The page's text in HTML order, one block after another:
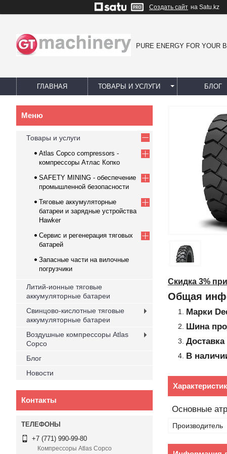
Создать сайт на Satu.kz
PURE ENERGY FOR YOUR
ГЛАВНАЯ ТОВАРЫ И УСЛУГИ БЛОГ
Скидка 3%
Общая
Марки
Шина
В
Основные
Производитель
Товары и услуги
Atlas Copco compressors -
компрессоры Атлас Копко
SAFETY MINING - обеспечение
промышленной безопасности
Тяговые аккумуляторные
батареи и зарядные устройства
Hawker
Cервис и регенерация тяговых
батарей
Запасные части на вилочные
погрузчики
Литий-ионные тяговые
аккумуляторные батареи
Свинцово-кислотные тяговые
аккумуляторные батареи
Воздушные компрессоры Atlas
Copco
Блог
Новости
Контакты
+7 (771) 990-99-80
Компрессоры Atlas Copco